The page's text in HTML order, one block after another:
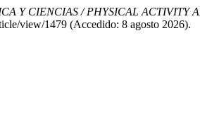
Y CIENCIAS / PHYSICAL ACTIVITY
view/1479 (Accedido: 8 agosto 2026).